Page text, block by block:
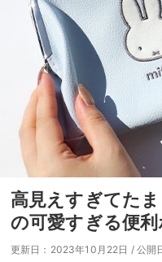
高見えすぎてた
の可愛すぎる便利
更新日：2023年10月22日 / 公開